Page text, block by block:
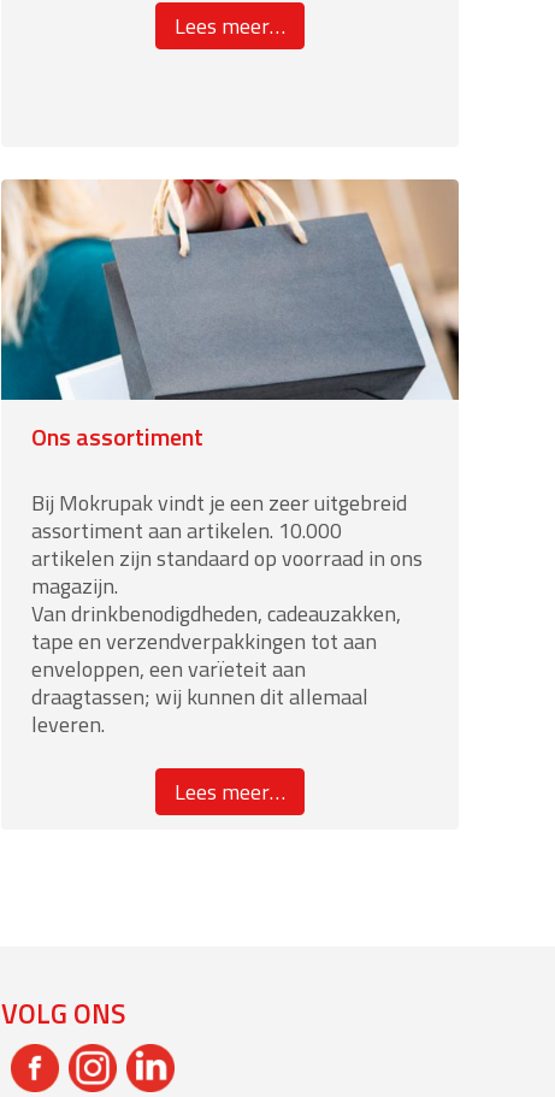
Lees meerabout
“Food
…
Ons assortiment
Bij Mokrupak vindt je een zeer uitgebreid
assortiment aan artikelen. 10.000
artikelen zijn standaard op voorraad in ons
magazijn.
Van drinkbenodigdheden, cadeauzakken,
tape en verzendverpakkingen tot aan
enveloppen, een varïeteit aan
draagtassen; wij kunnen dit allemaal
leveren.
Lees meerabout
“Ons
…
VOLG ONS